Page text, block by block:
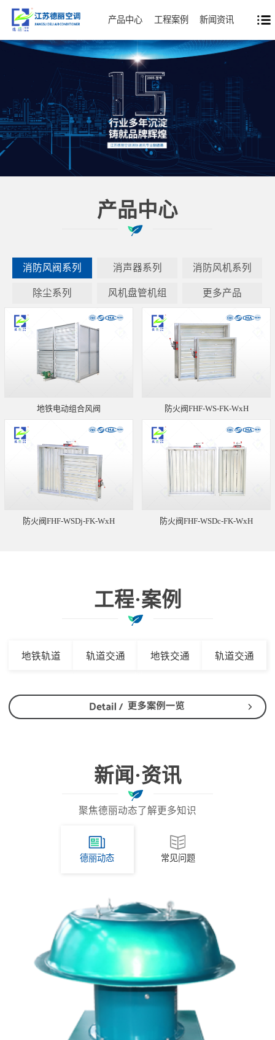
产品中心 工程案例 新闻资讯
产品中心
消防风阀系列 消声器系列 消防风机系列
除尘系列 风机盘管机组 更多产品
地铁电动组合风阀 防火阀FHF-WS-FK-WxH
防火阀FHF-WSDj-FK-WxH 防火阀FHF-WSDc-FK-WxH
工程·案例
地铁轨道 轨道交通 地铁交通 轨道交通
新闻·资讯
聚焦德丽动态了解更多知识
德丽动态 常见问题